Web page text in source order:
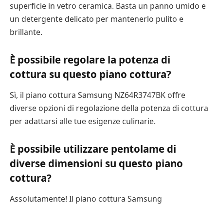
superficie in vetro ceramica. Basta un panno umido e
un detergente delicato per mantenerlo pulito e
brillante.
È possibile regolare la potenza di
cottura su questo piano cottura?
Sì, il piano cottura Samsung NZ64R3747BK offre
diverse opzioni di regolazione della potenza di cottura
per adattarsi alle tue esigenze culinarie.
È possibile utilizzare pentolame di
diverse dimensioni su questo piano
cottura?
Assolutamente! Il piano cottura Samsung